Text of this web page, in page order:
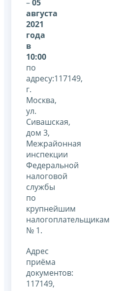
–05
августа
2021
года
в
10:00
по
адресу:117149,
г.
Москва,
ул.
Сивашская,
дом 3,
Межрайонная
инспекции
Федеральной
налоговой
службы
по
крупнейшим
налогоплательщикам
№ 1.
Адрес
приёма
документов:
117149,